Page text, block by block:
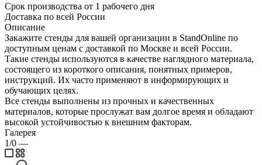
Срок производства от 1 рабочего дня
Доставка по всей России
Описание
Закажите стенды для вашей организации в StandOnline по
доступным ценам с доставкой по Москве и всей России.
Такие стенды используются в качестве наглядного материала,
состоящего из короткого описания, понятных примеров,
инструкций. Их часто применяют в информирующих и
обучающих целях.
Все стенды выполнены из прочных и качественных
материалов, которые прослужат вам долгое время и обладают
высокой устойчивостью к внешним факторам.
Галерея
1/0 —